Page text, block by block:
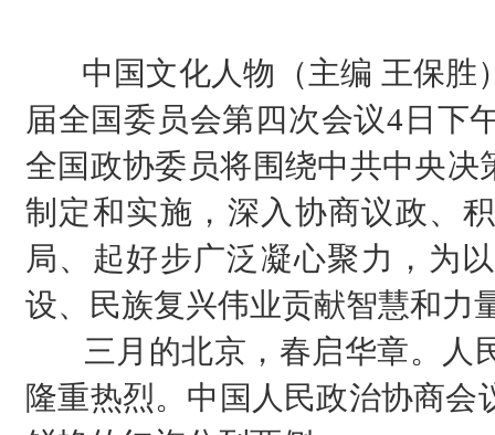
中国文化人物（主编 王保胜
届全国委员会第四次会议4日下
全国政协委员将围绕中共中央决
制定和实施，深入协商议政、
局、起好步广泛凝心聚力，为
设、民族复兴伟业贡献智慧和力
三月的北京，春启华章。人
隆重热烈。中国人民政治协商